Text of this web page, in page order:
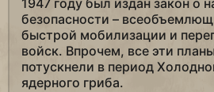
1947 году был издан закон о
безопасности –
быстрой мобилизации и
войск. Впрочем, все эти
потускнели в период
ядерного гриба.